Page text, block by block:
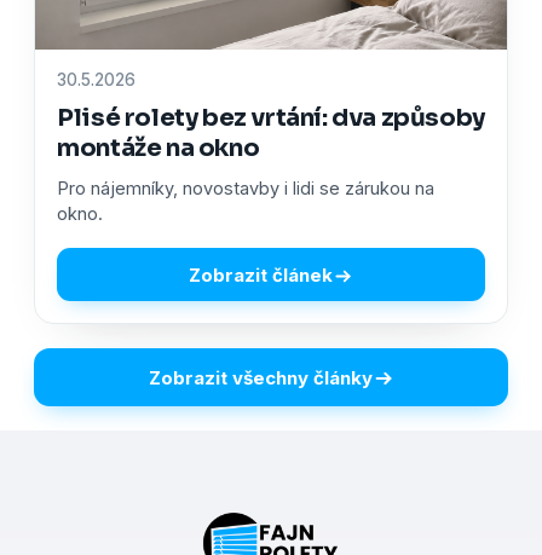
30.5.2026
Plisé rolety bez vrtání: dva způsoby
montáže na okno
Pro nájemníky, novostavby i lidi se zárukou na
okno.
Zobrazit článek
Zobrazit všechny články